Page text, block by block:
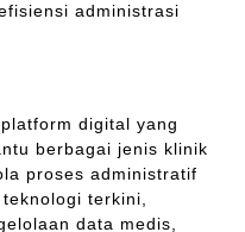
administrasi
digital yang
berbagai jenis klinik
proses administratif
terkini,
data medis,